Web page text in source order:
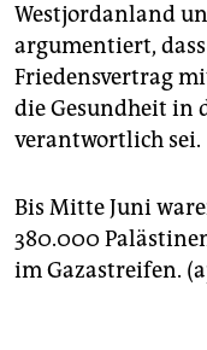
Westjordanland
argumentiert,
Friedensvertrag
die Gesundheit in
verantwortlich sei.
Bis Mitte Juni
380.000
im Gazastreifen.